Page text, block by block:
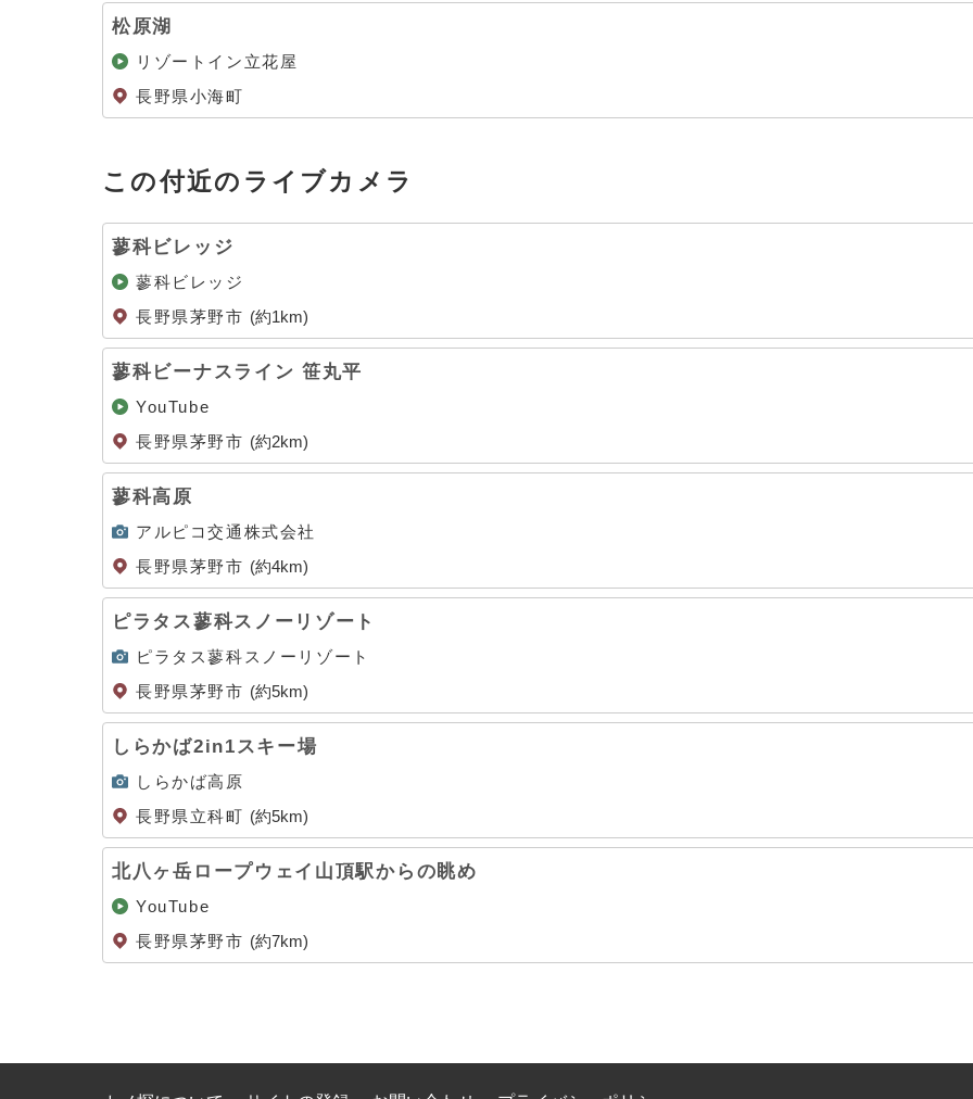
松原湖
リゾートイン立花屋
長野県小海町
この付近のライブカメラ
蓼科ビレッジ
蓼科ビレッジ
長野県茅野市 (約1km)
蓼科ビーナスライン 笹丸平
YouTube
長野県茅野市 (約2km)
蓼科高原
アルピコ交通株式会社
長野県茅野市 (約4km)
ピラタス蓼科スノーリゾート
ピラタス蓼科スノーリゾート
長野県茅野市 (約5km)
しらかば2in1スキー場
しらかば高原
長野県立科町 (約5km)
北八ヶ岳ロープウェイ山頂駅からの眺め
YouTube
長野県茅野市 (約7km)